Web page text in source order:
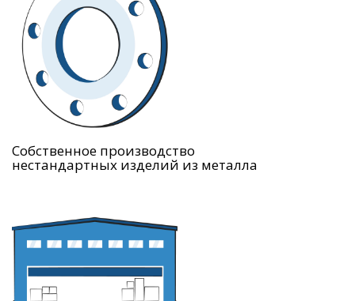
Собственное производство
нестандартных изделий из металла